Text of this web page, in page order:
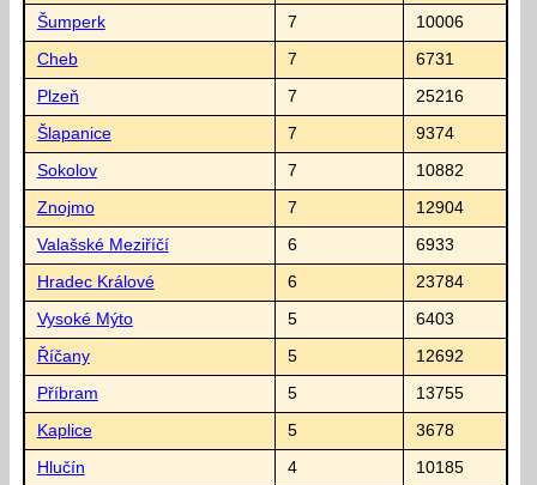
Šumperk 7 10006
Cheb 7 6731
Plzeň 7 25216
Šlapanice 7 9374
Sokolov 7 10882
Znojmo 7 12904
Valašské Meziříčí 6 6933
Hradec Králové 6 23784
Vysoké Mýto 5 6403
Říčany 5 12692
Příbram 5 13755
Kaplice 5 3678
Hlučín 4 10185